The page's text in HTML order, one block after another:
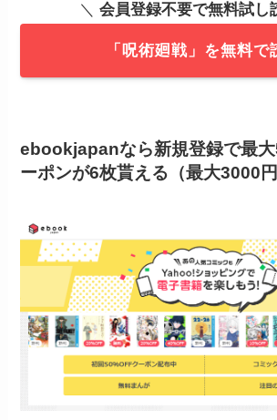
＼ 会員登録不要で無料試し
「呪術廻戦」を無料で
ebookjapanなら新規登録で最
ーポンが6枚貰える（最大3000